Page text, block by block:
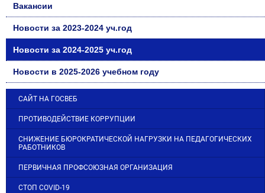
Вакансии
Новости за 2023-2024 уч.год
Новости за 2024-2025 уч.год
Новости в 2025-2026 учебном году
САЙТ НА ГОСВЕБ
ПРОТИВОДЕЙСТВИЕ КОРРУПЦИИ
СНИЖЕНИЕ БЮРОКРАТИЧЕСКОЙ НАГРУЗКИ НА ПЕДАГОГИЧЕСКИХ
РАБОТНИКОВ
ПЕРВИЧНАЯ ПРОФСОЮЗНАЯ ОРГАНИЗАЦИЯ
СТОП COVID-19